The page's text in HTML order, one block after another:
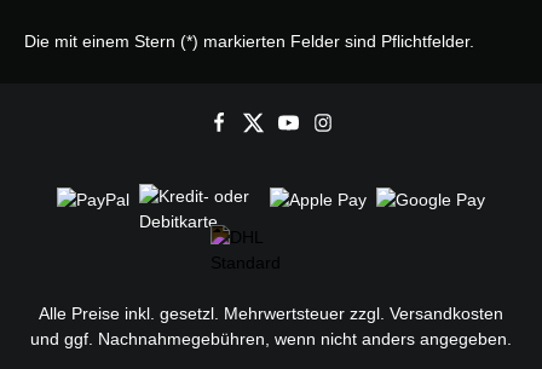
Die mit einem Stern (*) markierten Felder sind Pflichtfelder.
Alle Preise inkl. gesetzl. Mehrwertsteuer zzgl. Versandkosten
und ggf. Nachnahmegebühren, wenn nicht anders angegeben.